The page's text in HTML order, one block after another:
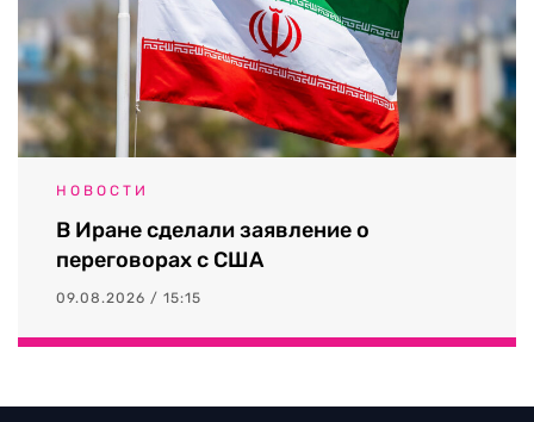
НОВОСТИ
В Иране сделали заявление о
переговорах с США
09.08.2026 / 15:15